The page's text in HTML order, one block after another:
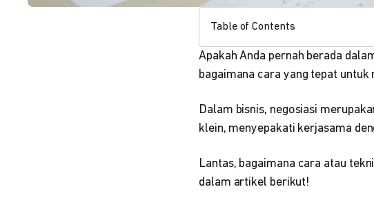
Table of Contents
Apakah Anda pernah berada
bagaimana cara yang tepat
Dalam bisnis, negosiasi
klein, menyepakati kerjasama
Lantas, bagaimana cara atau
dalam artikel berikut!